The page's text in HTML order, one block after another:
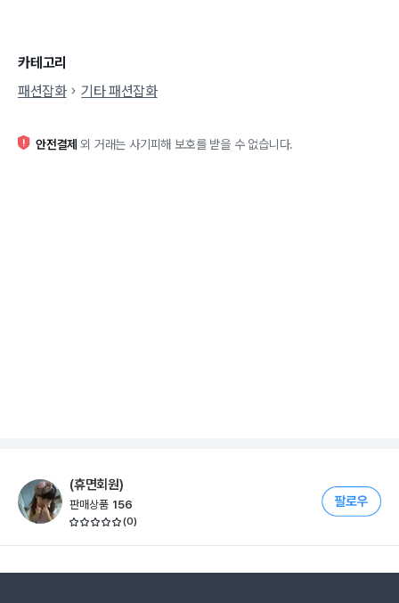
카테고리
패션잡화
기타 패션잡화
안전결제 외 거래는 사기피해 보호를 받을 수 없습니다.
(휴면회원)
판매상품 156
(0)